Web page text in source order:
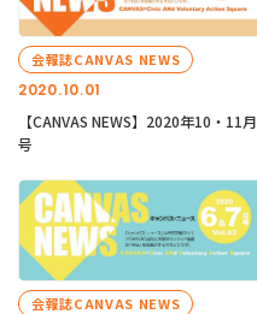
2020.10.01
会報誌CANVAS NEWS
【CANVAS NEWS】2020年10・11月
号
会報誌CANVAS NEWS